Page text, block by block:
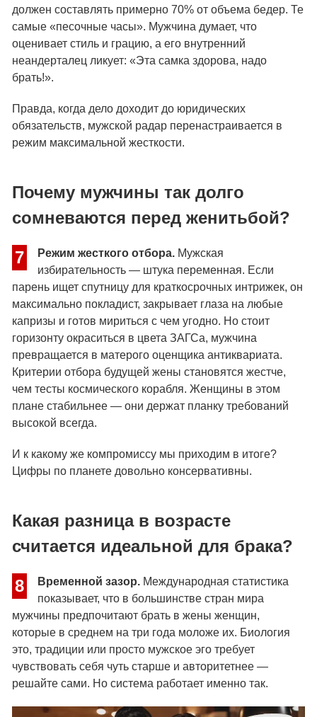
должен составлять примерно 70% от объема бедер. Те
самые «песочные часы». Мужчина думает, что
оценивает стиль и грацию, а его внутренний
неандерталец ликует: «Эта самка здорова, надо
брать!».
Правда, когда дело доходит до юридических
обязательств, мужской радар перенастраивается в
режим максимальной жесткости.
Почему мужчины так долго
сомневаются перед женитьбой?
7 Режим жесткого отбора. Мужская
избирательность — штука переменная. Если
парень ищет спутницу для краткосрочных интрижек, он
максимально покладист, закрывает глаза на любые
капризы и готов мириться с чем угодно. Но стоит
горизонту окраситься в цвета ЗАГСа, мужчина
превращается в матерого оценщика антиквариата.
Критерии отбора будущей жены становятся жестче,
чем тесты космического корабля. Женщины в этом
плане стабильнее — они держат планку требований
высокой всегда.
И к какому же компромиссу мы приходим в итоге?
Цифры по планете довольно консервативны.
Какая разница в возрасте
считается идеальной для брака?
8 Временной зазор. Международная статистика
показывает, что в большинстве стран мира
мужчины предпочитают брать в жены женщин,
которые в среднем на три года моложе их. Биология
это, традиции или просто мужское эго требует
чувствовать себя чуть старше и авторитетнее —
решайте сами. Но система работает именно так.